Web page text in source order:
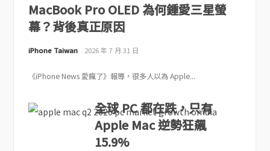
MacBook Pro OLED 為何鍾愛三星螢
幕？背後真正原因
iPhone Taiwan 2026 年 7 月 31 日
《iPhone News 愛瘋了》報導，很多人以為 Apple...
全球 PC 都在跌，只有
Apple Mac 逆勢狂飆
15.9%